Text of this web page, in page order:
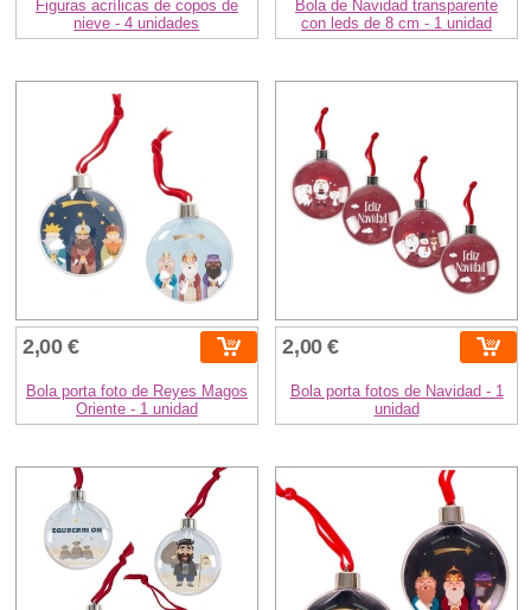
Figuras acrílicas de copos de
nieve - 4 unidades
Bola de Navidad transparente
con leds de 8 cm - 1 unidad
2,00 €
Bola porta foto de Reyes Magos
Oriente - 1 unidad
2,00 €
Bola porta fotos de Navidad - 1
unidad